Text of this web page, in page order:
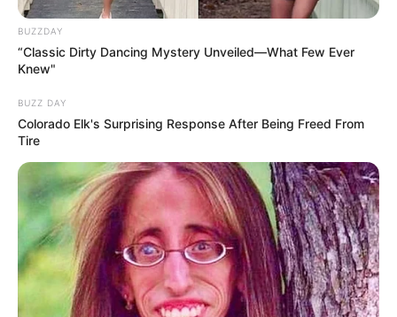
GUATEMALA DENTAL
BUZZDAY
“Classic Dirty Dancing Mystery Unveiled—What Few Ever
Knew"
BUZZ DAY
Colorado Elk's Surprising Response After Being Freed From
Tire